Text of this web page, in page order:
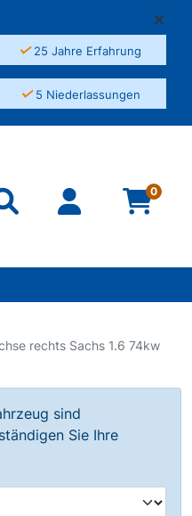
✓25 Jahre Erfahrung
✓5 Niederlassungen
0
rechts Sachs 1.6 74kw
sind
Sie Ihre